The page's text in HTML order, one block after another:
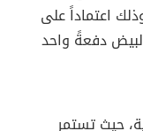
اعتماداً على
دفعةً واحد
حيث تستمر